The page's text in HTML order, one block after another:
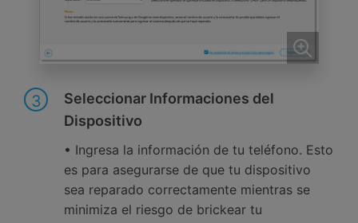
3
Seleccionar Informaciones del
Dispositivo
• Ingresa la información de tu teléfono. Esto
es para asegurarse de que tu dispositivo
sea reparado correctamente mientras se
minimiza el riesgo de brickear tu